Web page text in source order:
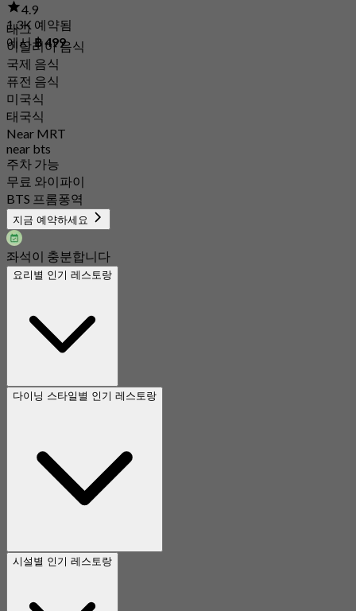
4.9
1.3K 예약됨
에서฿ 499
태그
이탈리아 음식
국제 음식
퓨전 음식
미국식
태국식
Near MRT
near bts
주차 가능
무료 와이파이
BTS 프롬퐁역
지금 예약하세요
좌석이 충분합니다
요리별 인기 레스토랑
다이닝 스타일별 인기 레스토랑
시설별 인기 레스토랑